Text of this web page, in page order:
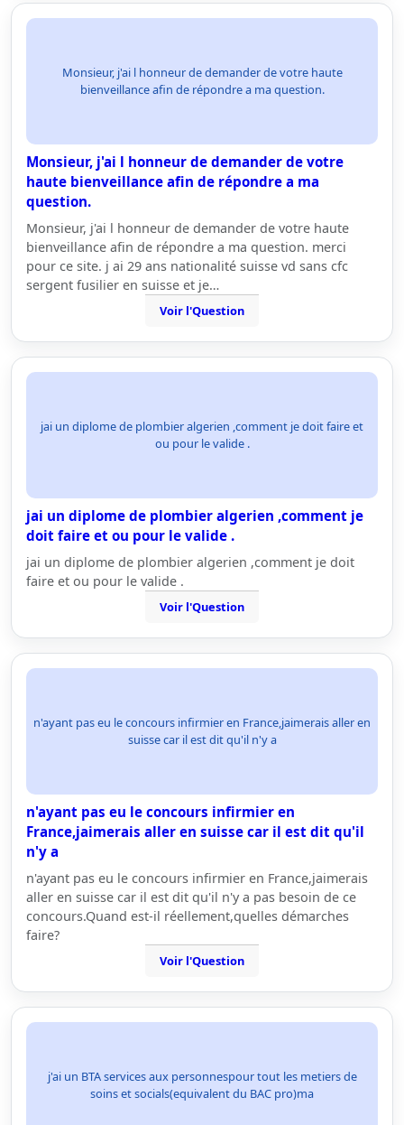
Monsieur, j'ai l honneur de demander de votre haute
bienveillance afin de répondre a ma question.
Monsieur, j'ai l honneur de demander de votre
haute bienveillance afin de répondre a ma
question.
Monsieur, j'ai l honneur de demander de votre haute
bienveillance afin de répondre a ma question. merci
pour ce site. j ai 29 ans nationalité suisse vd sans cfc
sergent fusilier en suisse et je…
Voir l'Question
jai un diplome de plombier algerien ,comment je doit faire et
ou pour le valide .
jai un diplome de plombier algerien ,comment je
doit faire et ou pour le valide .
jai un diplome de plombier algerien ,comment je doit
faire et ou pour le valide .
Voir l'Question
n'ayant pas eu le concours infirmier en France,jaimerais aller en
suisse car il est dit qu'il n'y a
n'ayant pas eu le concours infirmier en
France,jaimerais aller en suisse car il est dit qu'il
n'y a
n'ayant pas eu le concours infirmier en France,jaimerais
aller en suisse car il est dit qu'il n'y a pas besoin de ce
concours.Quand est-il réellement,quelles démarches
faire?
Voir l'Question
j'ai un BTA services aux personnespour tout les metiers de
soins et socials(equivalent du BAC pro)ma